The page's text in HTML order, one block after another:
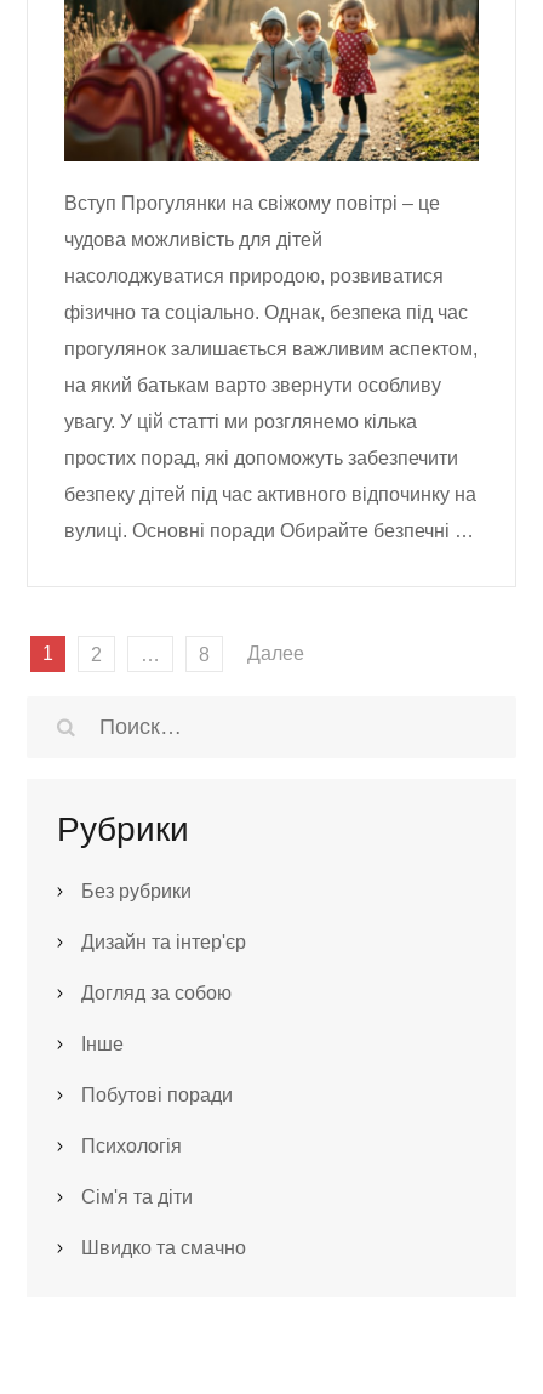
Вступ Прогулянки на свіжому повітрі – це
чудова можливість для дітей
насолоджуватися природою, розвиватися
фізично та соціально. Однак, безпека під час
прогулянок залишається важливим аспектом,
на який батькам варто звернути особливу
увагу. У цій статті ми розглянемо кілька
простих порад, які допоможуть забезпечити
безпеку дітей під час активного відпочинку на
вулиці. Основні поради Обирайте безпечні …
Навигация
записям
1 2 … 8 Далее
Найти:
Рубрики
Без рубрики
Дизайн та інтер'єр
Догляд за собою
Інше
Побутові поради
Психологія
Сім'я та діти
Швидко та смачно